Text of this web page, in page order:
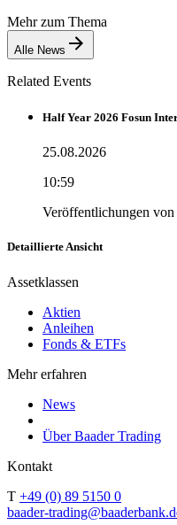
Mehr zum Thema
Alle News
Related Events
Half Year 2026 Fosun
25.08.2026
10:59
Veröffentlichungen von
Detaillierte Ansicht
Assetklassen
Aktien
Anleihen
Fonds & ETFs
Mehr erfahren
News
Über Baader Trading
Kontakt
T +49 (0) 89 5150 0
baader-